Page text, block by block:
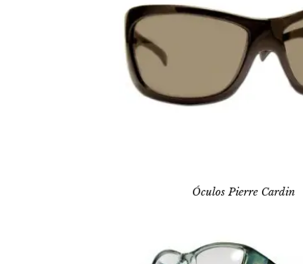
Óculos Pierre Cardin